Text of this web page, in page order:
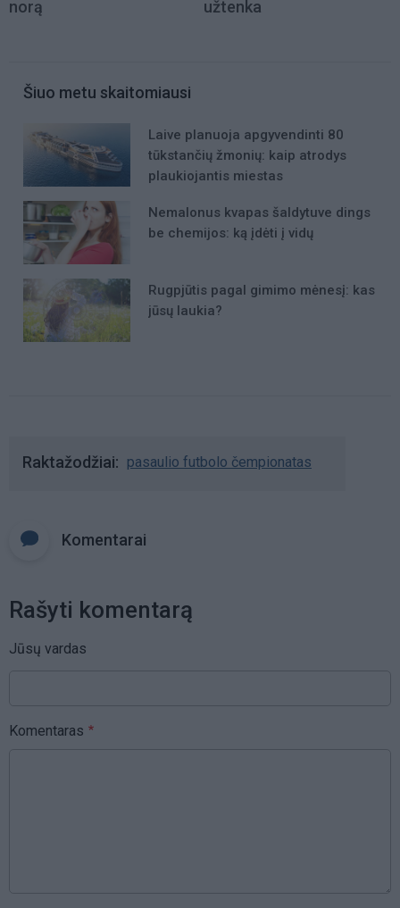
norą užtenka
Šiuo metu skaitomiausi
Laive planuoja apgyvendinti 80
tūkstančių žmonių: kaip atrodys
plaukiojantis miestas
Nemalonus kvapas šaldytuve dings
be chemijos: ką įdėti į vidų
Rugpjūtis pagal gimimo mėnesį: kas
jūsų laukia?
Raktažodžiai pasaulio futbolo čempionatas
Komentarai
Rašyti komentarą
Jūsų vardas
Komentaras